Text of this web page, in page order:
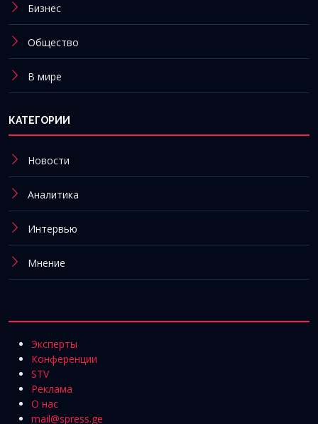
Бизнес
Общество
В мире
КАТЕГОРИИ
Новости
Аналитика
Интервью
Мнение
Эксперты
Конференции
STV
Реклама
О нас
mail@spress.ge